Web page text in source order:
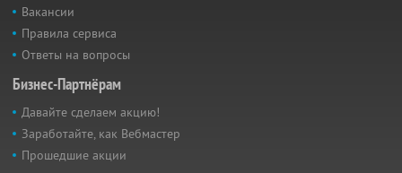
Вакансии
Правила сервиса
Ответы на вопросы
Бизнес-Партнёрам
Давайте сделаем акцию!
Заработайте, как Вебмастер
Прошедшие акции